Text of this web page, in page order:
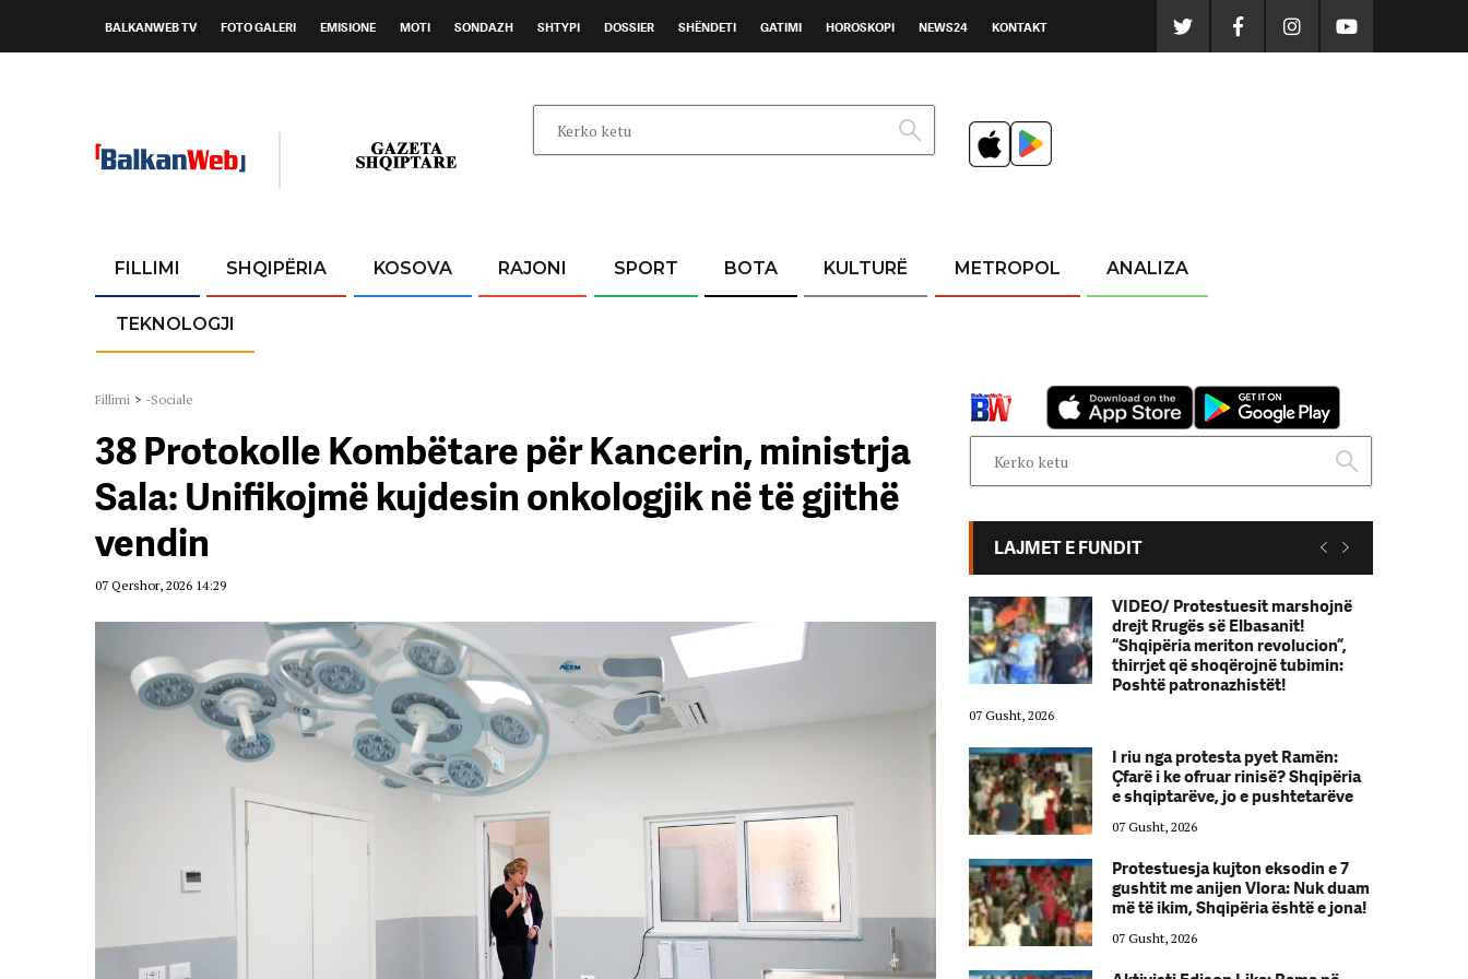
BALKANWEB TV FOTO GALERI EMISIONE MOTI SONDAZH SHTYPI DOSSIER SHËNDETI GATIMI HOROSKOPI NEWS24 KONTAKT
FILLIMI SHQIPËRIA KOSOVA RAJONI SPORT BOTA KULTURË METROPOL ANALIZA
TEKNOLOGJI
Fillimi > -Sociale
38 Protokolle Kombëtare për Kancerin, ministrja
Sala: Unifikojmë kujdesin onkologjik në të gjithë
vendin
07 Qershor, 2026 14:29
LAJMET E FUNDIT
drejt Rrugës së Elbasanit!
“Shqipëria meriton revolucion”,
thirrjet që shoqërojnë tubimin:
07 Gusht, 2026
07 Gusht, 2026
Protestuesja kujton eksodin e 7
gushtit me anijen Vlora: Nuk duam
më të ikim, Shqipëria është e jona!
07 Gusht, 2026
VIDEO/ Protestuesit marshojnë
drejt Rrugës së Elbasanit!
“Shqipëria meriton revolucion”,
thirrjet që shoqërojnë tubimin:
Poshtë patronazhistët!
07 Gusht, 2026
I riu nga protesta pyet Ramën:
Çfarë i ke ofruar rinisë? Shqipëria
e shqiptarëve, jo e pushtetarëve
07 Gusht, 2026
Protestuesja kujton eksodin e 7
gushtit me anijen Vlora: Nuk duam
më të ikim, Shqipëria është e jona!
07 Gusht, 2026